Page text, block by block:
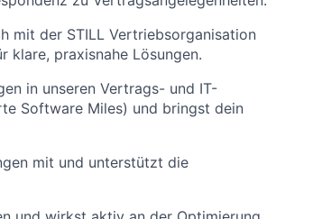
mit der STILL Vertriebsorganisation
klare, praxisnahe Lösungen.
in unseren Vertrags- und IT-
Software Miles) und bringst dein
mit und unterstützt die